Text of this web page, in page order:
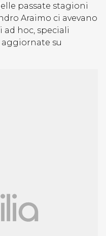
passate stagioni
Araimo ci avevano
hoc, speciali
su